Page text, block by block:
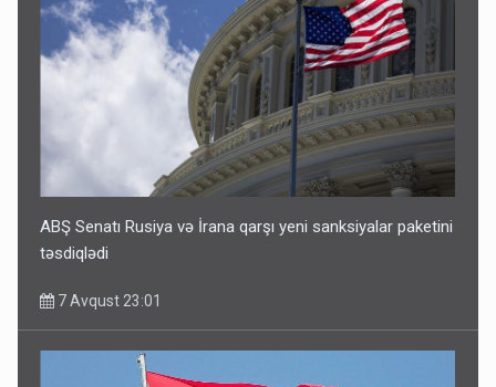
ABŞ Senatı Rusiya və İrana qarşı yeni sanksiyalar paketini
təsdiqlədi
7 Avqust 23:01